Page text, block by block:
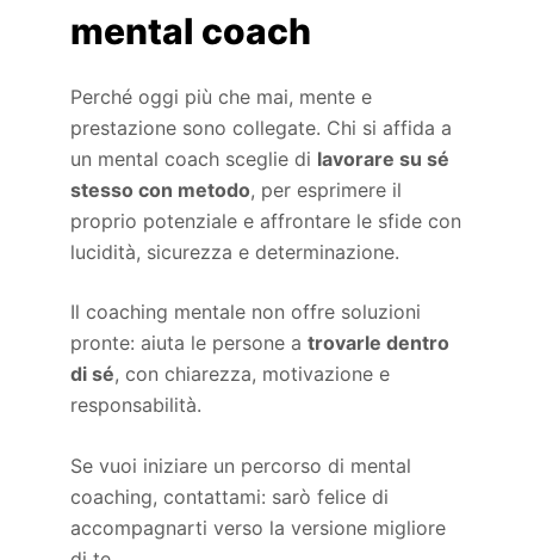
mental coach
Perché oggi più che mai, mente e
prestazione sono collegate. Chi si affida a
un mental coach sceglie di lavorare su sé
stesso con metodo, per esprimere il
proprio potenziale e affrontare le sfide con
lucidità, sicurezza e determinazione.
Il coaching mentale non offre soluzioni
pronte: aiuta le persone atrovarle dentro
di sé, con chiarezza, motivazione e
responsabilità.
Se vuoi iniziare un percorso di mental
coaching, contattami: sarò felice di
accompagnarti verso la versione migliore